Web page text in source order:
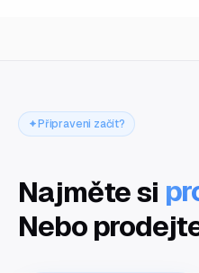
Připraveni začít?
Najměte si
Nebo